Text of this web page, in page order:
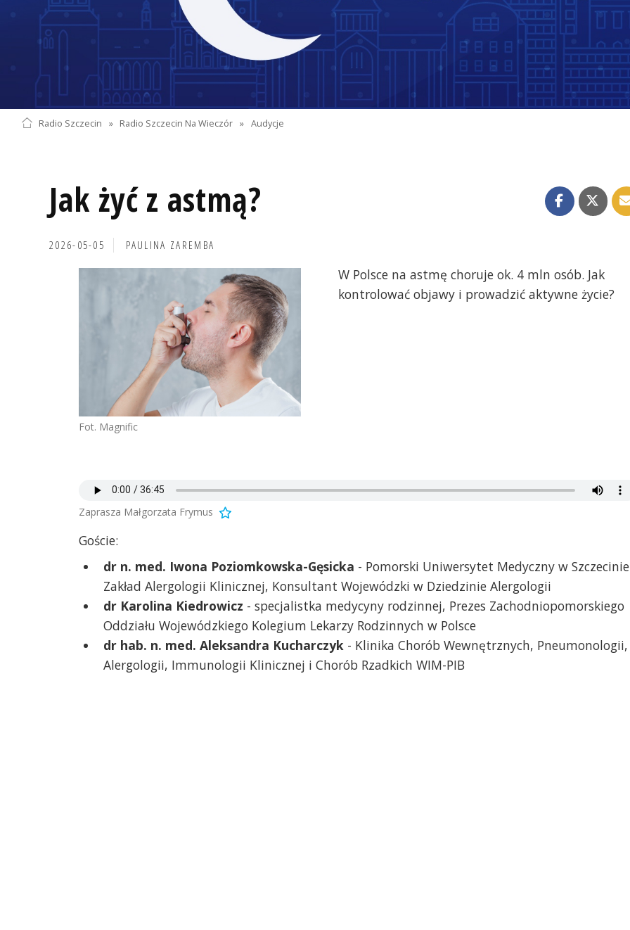
Radio Szczecin » Radio Szczecin Na Wieczór » Audycje
Jak żyć z astmą?
2026-05-05 PAULINA ZAREMBA
Fot. Magnific
W Polsce na astmę choruje ok. 4 mln osób. Jak
kontrolować objawy i prowadzić aktywne życie?
Zaprasza Małgorzata Frymus
Goście:
dr n. med. Iwona Poziomkowska-Gęsicka - Pomorski Uniwersytet Medyczny w Szczecinie
Zakład Alergologii Klinicznej, Konsultant Wojewódzki w Dziedzinie Alergologii
dr Karolina Kiedrowicz - specjalistka medycyny rodzinnej, Prezes Zachodniopomorskiego
Oddziału Wojewódzkiego Kolegium Lekarzy Rodzinnych w Polsce
dr hab. n. med. Aleksandra Kucharczyk - Klinika Chorób Wewnętrznych, Pneumonologii,
Alergologii, Immunologii Klinicznej i Chorób Rzadkich WIM-PIB